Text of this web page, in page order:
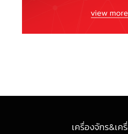
เครื่องจักร&เค